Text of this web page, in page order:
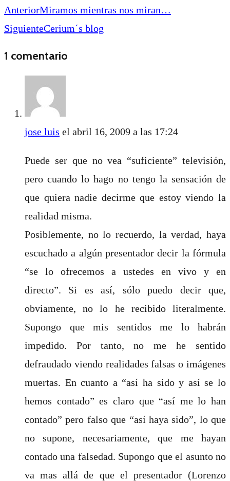
AnteriorMiramos mientras nos miran…
SiguienteCerium´s blog
1 comentario
jose luis el abril 16, 2009 a las 17:24
Puede ser que no vea “suficiente” televisión,
pero cuando lo hago no tengo la sensación de
que quiera nadie decirme que estoy viendo la
realidad misma.
Posiblemente, no lo recuerdo, la verdad, haya
escuchado a algún presentador decir la fórmula
“se lo ofrecemos a ustedes en vivo y en
directo”. Si es así, sólo puedo decir que,
obviamente, no lo he recibido literalmente.
Supongo que mis sentidos me lo habrán
impedido. Por tanto, no me he sentido
defraudado viendo realidades falsas o imágenes
muertas. En cuanto a “así ha sido y así se lo
hemos contado” es claro que “así me lo han
contado” pero falso que “así haya sido”, lo que
no supone, necesariamente, que me hayan
contado una falsedad. Supongo que el asunto no
va mas allá de que el presentador (Lorenzo